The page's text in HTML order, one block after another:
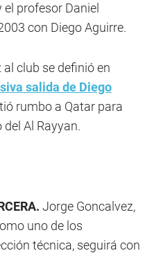
profesor Daniel
con Diego Aguirre.
al club se definió en
salida de Diego
rumbo a Qatar para
Al Rayyan.
Jorge Goncalvez,
uno de los
técnica, seguirá con